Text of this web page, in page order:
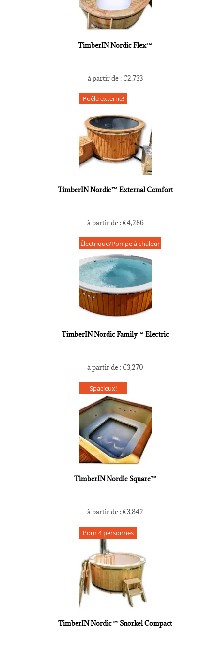
TimberIN Nordic Flex™
à partir de :€2,733
Poêle externe!
TimberIN Nordic™ External Comfort
à partir de :€4,286
Électrique/Pompe à chaleur
TimberIN Nordic Family™ Electric
à partir de :€3,270
Spacieux!
TimberIN Nordic Square™
à partir de :€3,842
Pour 4 personnes
TimberIN Nordic™ Snorkel Compact